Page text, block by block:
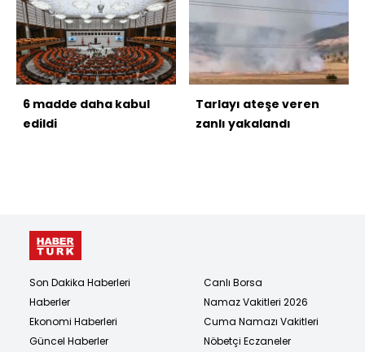
6 madde daha kabul
edildi
Tarlayı ateşe veren
zanlı yakalandı
Son Dakika Haberleri
Haberler
Ekonomi Haberleri
Güncel Haberler
Canlı Borsa
Namaz Vakitleri 2026
Cuma Namazı Vakitleri
Nöbetçi Eczaneler